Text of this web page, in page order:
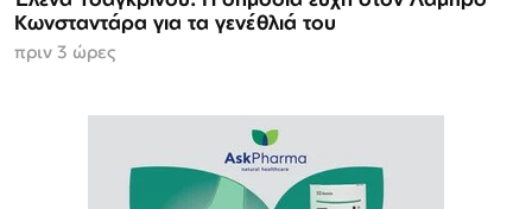
Κωνσταντάρα για τα γενέθλιά του
πριν 3 ώρες